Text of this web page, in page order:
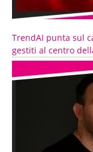
TrendAI punta sul
gestiti al centro